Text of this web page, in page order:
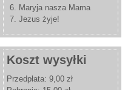
Maryja nasza Mama
Jezus żyje!
Koszt wysyłki
Przedpłata: 9,00 zł